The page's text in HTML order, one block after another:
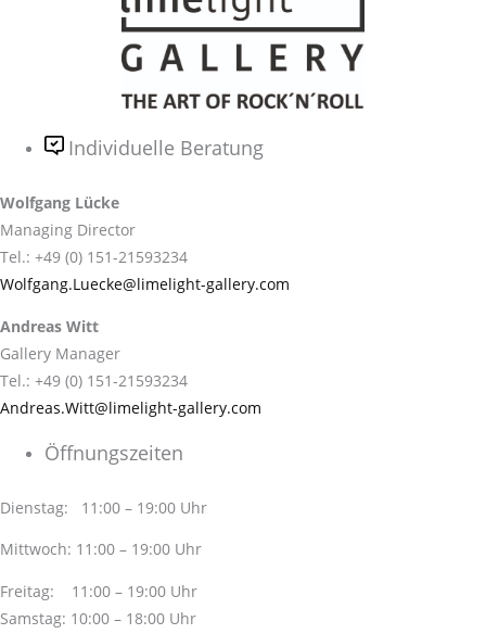
Individuelle Beratung
Wolfgang Lücke
Managing Director
Tel.: +49 (0) 151-21593234
Wolfgang.Luecke@limelight-gallery.com
Andreas Witt
Gallery Manager
Tel.: +49 (0) 151-21593234
Andreas.Witt@limelight-gallery.com
Öffnungszeiten
Dienstag: 11:00 – 19:00 Uhr
Mittwoch: 11:00 – 19:00 Uhr
Freitag: 11:00 – 19:00 Uhr
Samstag: 10:00 – 18:00 Uhr